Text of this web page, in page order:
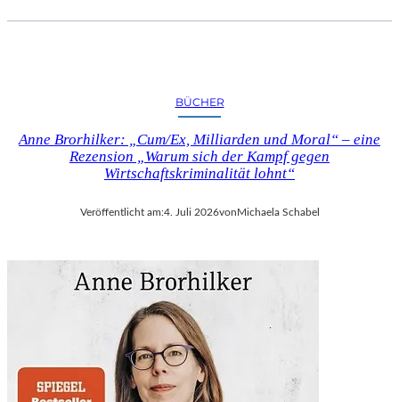
BÜCHER
Anne Brorhilker: „Cum/Ex, Milliarden und Moral“ – eine
Rezension „Warum sich der Kampf gegen
Wirtschaftskriminalität lohnt“
Veröffentlicht am:4. Juli 2026vonMichaela Schabel